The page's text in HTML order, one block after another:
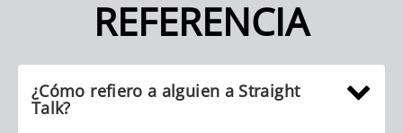
REFERENCIA
¿Cómo refiero a alguien a Straight
Talk?